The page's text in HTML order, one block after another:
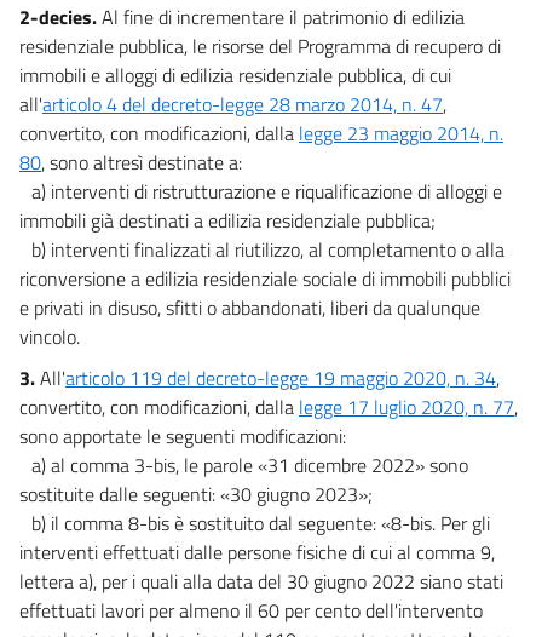
2-decies.Al fine di incrementare il patrimonio di edilizia
residenziale pubblica, le risorse del Programma di recupero di
immobili e alloggi di edilizia residenziale pubblica, di cui
all'articolo 4 del decreto-legge 28 marzo 2014, n. 47,
convertito, con modificazioni, dalla legge 23 maggio 2014, n.
80, sono altresì destinate a:
a) interventi di ristrutturazione e riqualificazione di alloggi e
immobili già destinati a edilizia residenziale pubblica;
b) interventi finalizzati al riutilizzo, al completamento o alla
riconversione a edilizia residenziale sociale di immobili pubblici
e privati in disuso, sfitti o abbandonati, liberi da qualunque
vincolo.
3.All'articolo 119 del decreto-legge 19 maggio 2020, n. 34,
convertito, con modificazioni, dalla legge 17 luglio 2020, n. 77,
sono apportate le seguenti modificazioni:
a) al comma 3-bis, le parole «31 dicembre 2022» sono
sostituite dalle seguenti: «30 giugno 2023»;
b) il comma 8-bis è sostituito dal seguente: «8-bis. Per gli
interventi effettuati dalle persone fisiche di cui al comma 9,
lettera a), per i quali alla data del 30 giugno 2022 siano stati
effettuati lavori per almeno il 60 per cento dell'intervento